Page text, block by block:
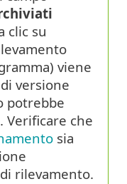
clic su
viene
versione
potrebbe
Verificare che
sia
rilevamento.